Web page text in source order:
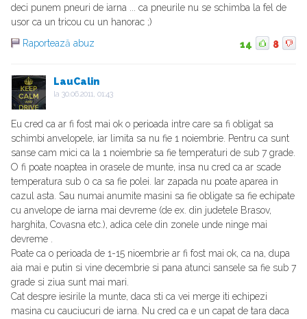
deci punem pneuri de iarna ... ca pneurile nu se schimba la fel de
usor ca un tricou cu un hanorac ;)
Raportează abuz
14 8
LauCalin
la 30.06.2011, 01:43
Eu cred ca ar fi fost mai ok o perioada intre care sa fi obligat sa
schimbi anvelopele, iar limita sa nu fie 1 noiembrie. Pentru ca sunt
sanse cam mici ca la 1 noiembrie sa fie temperaturi de sub 7 grade.
O fi poate noaptea in orasele de munte, insa nu cred ca ar scade
temperatura sub 0 ca sa fie polei. Iar zapada nu poate aparea in
cazul asta. Sau numai anumite masini sa fie obligate sa fie echipate
cu anvelope de iarna mai devreme (de ex. din judetele Brasov,
harghita, Covasna etc.), adica cele din zonele unde ninge mai
devreme .
Poate ca o perioada de 1-15 nioembrie ar fi fost mai ok, ca na, dupa
aia mai e putin si vine decembrie si pana atunci sansele sa fie sub 7
grade si ziua sunt mai mari.
Cat despre iesirile la munte, daca sti ca vei merge iti echipezi
masina cu cauciucuri de iarna. Nu cred ca e un capat de tara daca